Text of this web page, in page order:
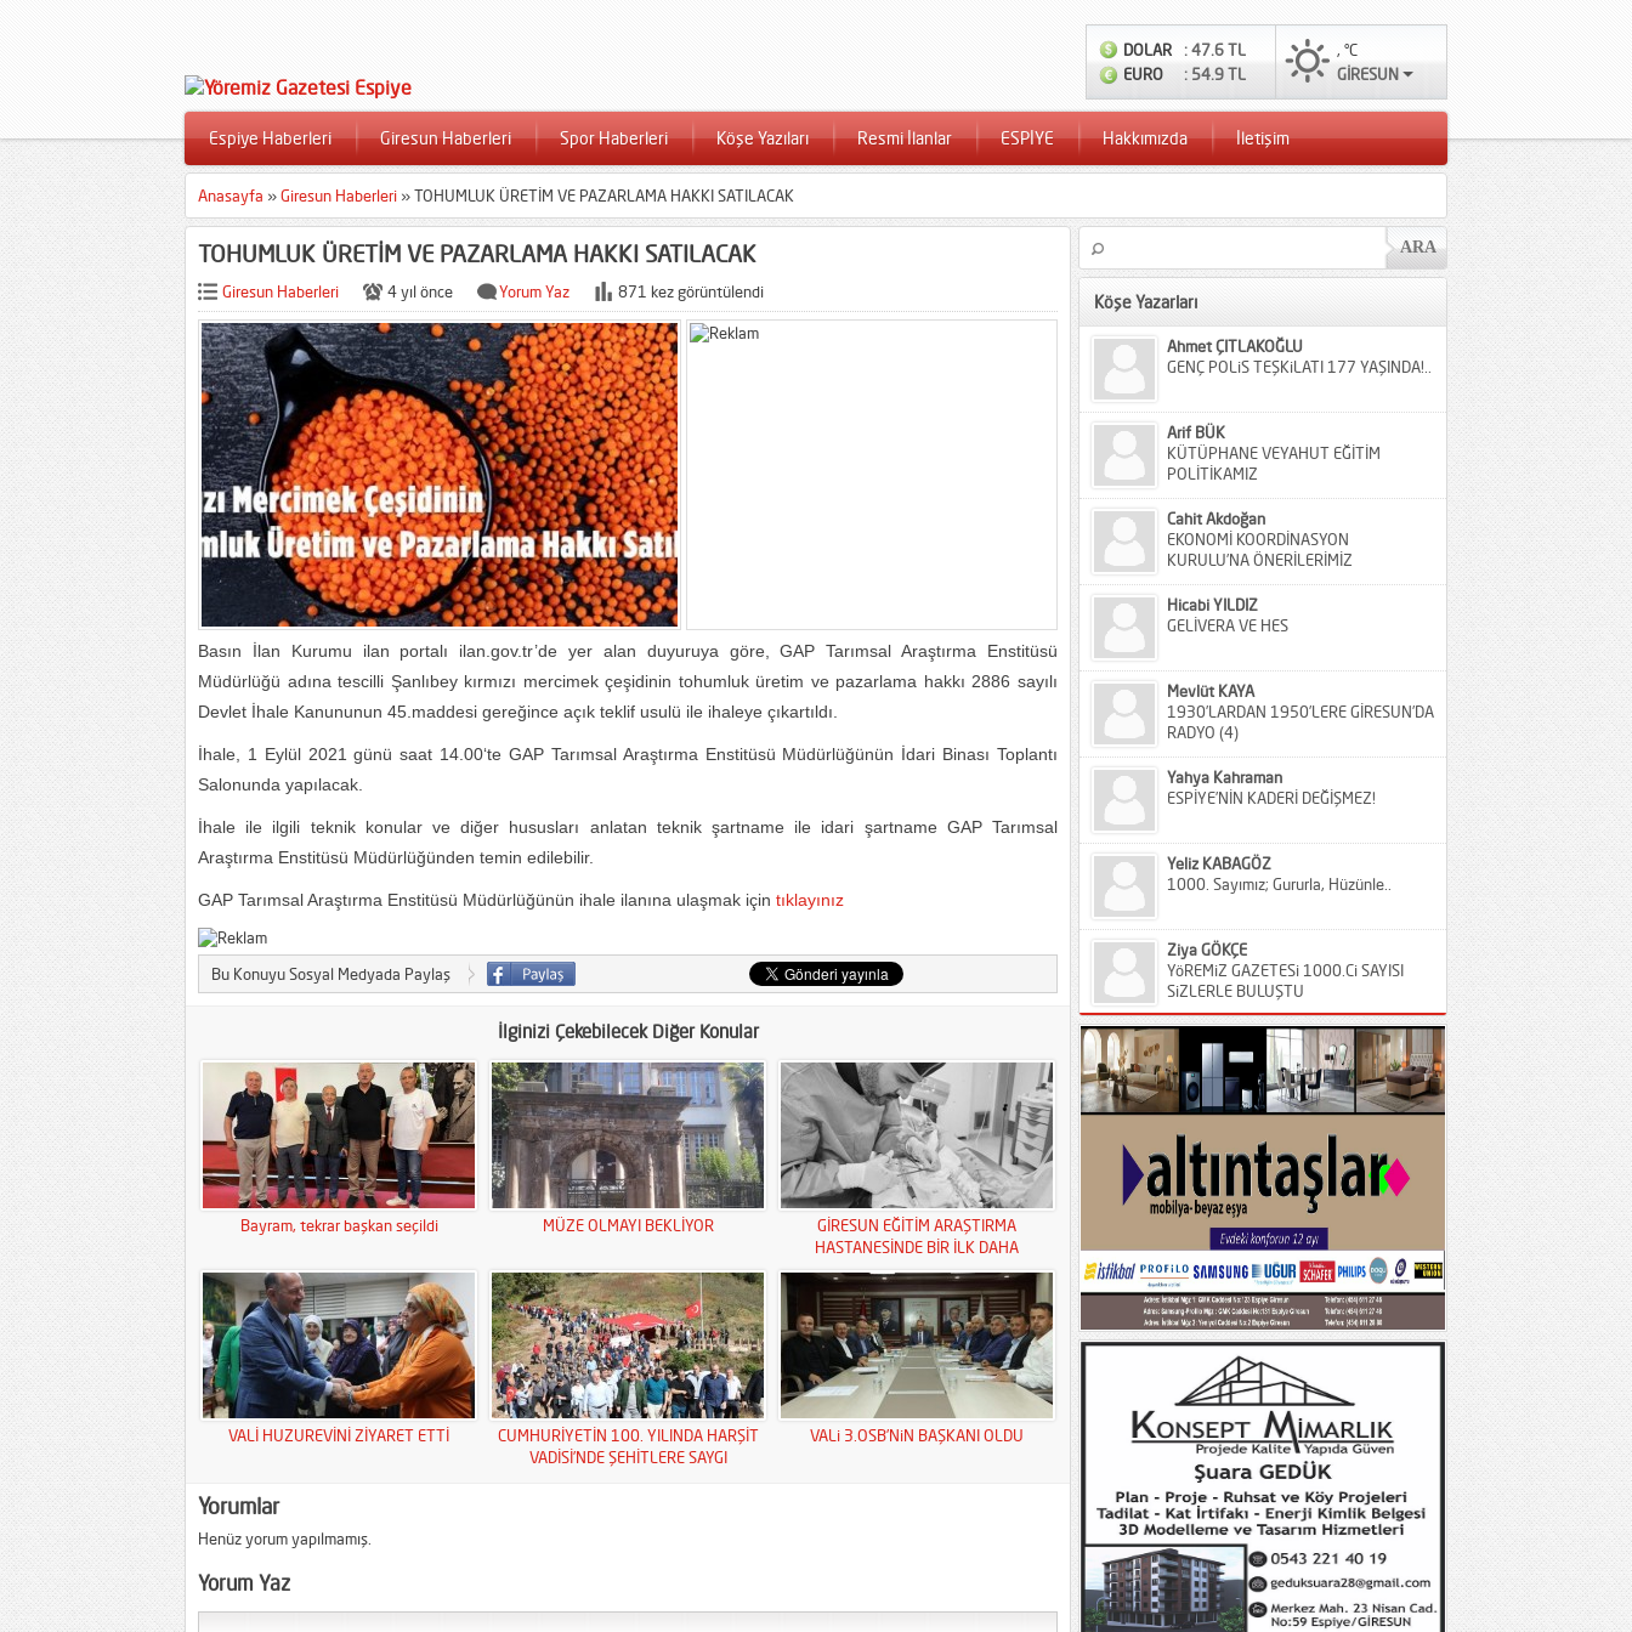
DOLAR
: 47.6 TL
EURO
: 54.9 TL
, °C
GİRESUN
Espiye Haberleri Giresun Haberleri Spor Haberleri Köşe Yazıları Resmi İlanlar ESPİYE Hakkımızda İletişim
Anasayfa »Giresun Haberleri »TOHUMLUK ÜRETİM VE PAZARLAMA HAKKI SATILACAK
TOHUMLUK ÜRETİM VE PAZARLAMA HAKKI SATILACAK
Giresun Haberleri 4 yıl önce Yorum Yaz 871 kez görüntülendi
Basın İlan Kurumu ilan portalı ilan.gov.tr’de yer alan duyuruya göre, GAP Tarımsal Araştırma Enstitüsü
Müdürlüğü adına tescilli Şanlıbey kırmızı mercimek çeşidinin tohumluk üretim ve pazarlama hakkı 2886 sayılı
Devlet İhale Kanununun 45.maddesi gereğince açık teklif usulü ile ihaleye çıkartıldı.
İhale, 1 Eylül 2021 günü saat 14.00‘te GAP Tarımsal Araştırma Enstitüsü Müdürlüğünün İdari Binası Toplantı
Salonunda yapılacak.
İhale ile ilgili teknik konular ve diğer hususları anlatan teknik şartname ile idari şartname GAP Tarımsal
Araştırma Enstitüsü Müdürlüğünden temin edilebilir.
GAP Tarımsal Araştırma Enstitüsü Müdürlüğünün ihale ilanına ulaşmak için tıklayınız
Bu Konuyu Sosyal Medyada Paylaş
İlginizi Çekebilecek Diğer Konular
Bayram, tekrar başkan seçildi MÜZE OLMAYI BEKLİYOR
GİRESUN EĞİTİM ARAŞTIRMA
HASTANESİNDE BİR İLK DAHA
VALİ HUZUREVİNİ ZİYARET ETTİ
CUMHURİYETİN 100. YILINDA HARŞİT
VADİSİ’NDE ŞEHİTLERE SAYGI
VALi 3.OSB’NiN BAŞKANI OLDU
Yorumlar
Henüz yorum yapılmamış.
Yorum Yaz
Köşe Yazarları
Ahmet ÇITLAKOĞLU
GENÇ POLiS TEŞKiLATI 177 YAŞINDA!..
Arif BÜK
KÜTÜPHANE VEYAHUT EĞİTİM
POLİTİKAMIZ
Cahit Akdoğan
EKONOMİ KOORDİNASYON
KURULU’NA ÖNERİLERİMİZ
Hicabi YILDIZ
GELİVERA VE HES
Mevlüt KAYA
1930’LARDAN 1950’LERE GİRESUN’DA
RADYO (4)
Yahya Kahraman
ESPİYE’NİN KADERİ DEĞİŞMEZ!
Yeliz KABAGÖZ
1000. Sayımız; Gururla, Hüzünle..
Ziya GÖKÇE
YöREMiZ GAZETESi 1000.Ci SAYISI
SiZLERLE BULUŞTU